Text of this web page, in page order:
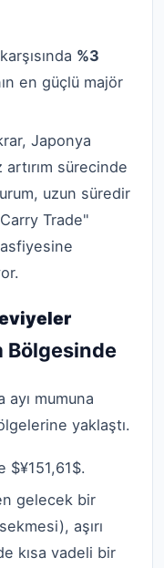
%3
en güçlü majör
Japonya
sürecinde
uzun süredir
Trade"
Bölgesinde
mumuna
yaklaştı.
$¥151,61$.
gelecek bir
aşırı
kısa vadeli bir